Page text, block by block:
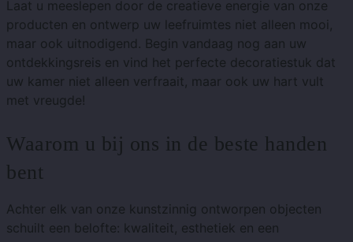
Laat u meeslepen door de creatieve energie van onze
producten en ontwerp uw leefruimtes niet alleen mooi,
maar ook uitnodigend. Begin vandaag nog aan uw
ontdekkingsreis en vind het perfecte decoratiestuk dat
uw kamer niet alleen verfraait, maar ook uw hart vult
met vreugde!
Waarom u bij ons in de beste handen
bent
Achter elk van onze kunstzinnig ontworpen objecten
schuilt een belofte: kwaliteit, esthetiek en een